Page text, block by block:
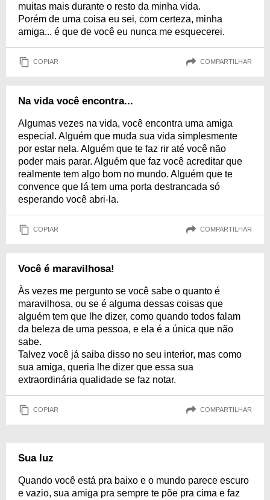
muitas mais durante o resto da minha vida.
Porém de uma coisa eu sei, com certeza, minha
amiga... é que de você eu nunca me esquecerei.
COPIAR COMPARTILHAR
Na vida você encontra...
Algumas vezes na vida, você encontra uma amiga
especial. Alguém que muda sua vida simplesmente
por estar nela. Alguém que te faz rir até você não
poder mais parar. Alguém que faz você acreditar que
realmente tem algo bom no mundo. Alguém que te
convence que lá tem uma porta destrancada só
esperando você abri-la.
COPIAR COMPARTILHAR
Você é maravilhosa!
Às vezes me pergunto se você sabe o quanto é
maravilhosa, ou se é alguma dessas coisas que
alguém tem que lhe dizer, como quando todos falam
da beleza de uma pessoa, e ela é a única que não
sabe.
Talvez você já saiba disso no seu interior, mas como
sua amiga, queria lhe dizer que essa sua
extraordinária qualidade se faz notar.
COPIAR COMPARTILHAR
Sua luz
Quando você está pra baixo e o mundo parece escuro
e vazio, sua amiga pra sempre te põe pra cima e faz